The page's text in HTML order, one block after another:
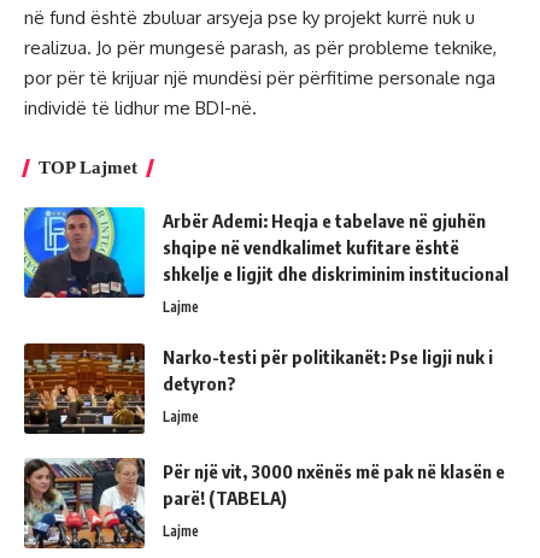
në fund është zbuluar arsyeja pse ky projekt kurrë nuk u
realizua. Jo për mungesë parash, as për probleme teknike,
por për të krijuar një mundësi për përfitime personale nga
individë të lidhur me BDI-në.
TOP Lajmet
Arbër Ademi: Heqja e tabelave në gjuhën
shqipe në vendkalimet kufitare është
shkelje e ligjit dhe diskriminim institucional
Lajme
Narko-testi për politikanët: Pse ligji nuk i
detyron?
Lajme
Për një vit, 3000 nxënës më pak në klasën e
parë! (TABELA)
Lajme